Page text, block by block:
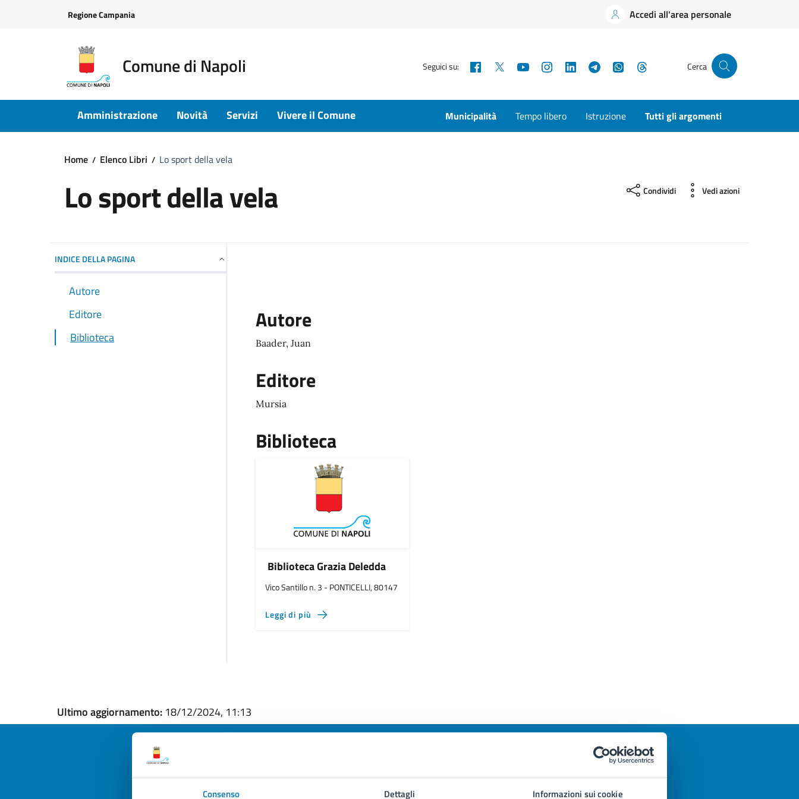
Consenso Dettagli Informazioni sui cookie
Regione Campania Accedi all'area personale
Comune di Napoli Seguici su: Facebook YouTubeInstagramLinkedInTelegramWhatsApp Cerca
Amministrazione Novità Servizi Vivere il Comune Municipalità Tempo libero Istruzione Tutti gli argomenti
Home Elenco Libri Lo sport della vela
Lo sport della vela Condividi Vedi azioni
INDICE DELLA PAGINA
Autore
Editore
Biblioteca
Autore
Baader, Juan
Editore
Mursia
Biblioteca
Biblioteca Grazia Deledda
Vico Santillo n. 3 - PONTICELLI, 80147
Leggi di più
Ultimo aggiornamento: 18/12/2024, 11:13